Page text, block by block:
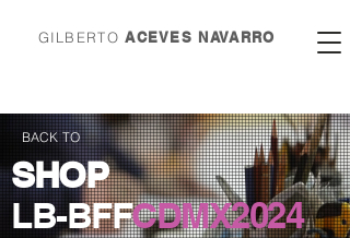
GILBERTOACEVES NAVARRO
BACK TO
SHOP
LB-BFFCDMX2024